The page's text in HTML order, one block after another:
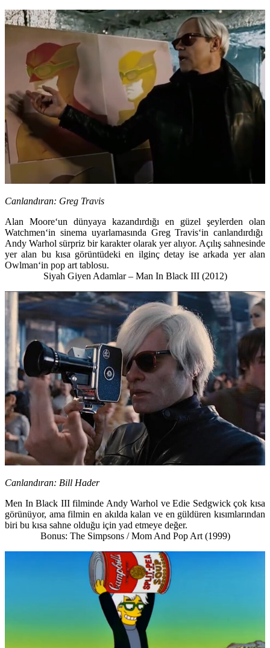
Canlandıran: Greg Travis
Alan Moore‘un dünyaya kazandırdığı en güzel şeylerden olan
Watchmen‘in sinema uyarlamasında Greg Travis‘in canlandırdığı
Andy Warhol sürpriz bir karakter olarak yer alıyor. Açılış sahnesinde
yer alan bu kısa görüntüdeki en ilginç detay ise arkada yer alan
Owlman‘in pop art tablosu.
Siyah Giyen Adamlar – Man In Black III (2012)
Canlandıran: Bill Hader
Men In Black IIIfilminde Andy Warhol veEdie Sedgwickçok kısa
görünüyor, ama filmin en akılda kalan ve en güldüren kısımlarından
biri bu kısa sahne olduğu için yad etmeye değer.
Bonus: The Simpsons / Mom And Pop Art (1999)